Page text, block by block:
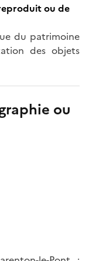
ou de
du patrimoine
des objets
ou